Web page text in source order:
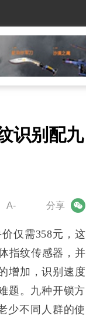
识别配九
分享
微信
A-
仅需358元，这
指纹传感器，并
增加，识别速度
题。九种开锁方
少不同人群的使